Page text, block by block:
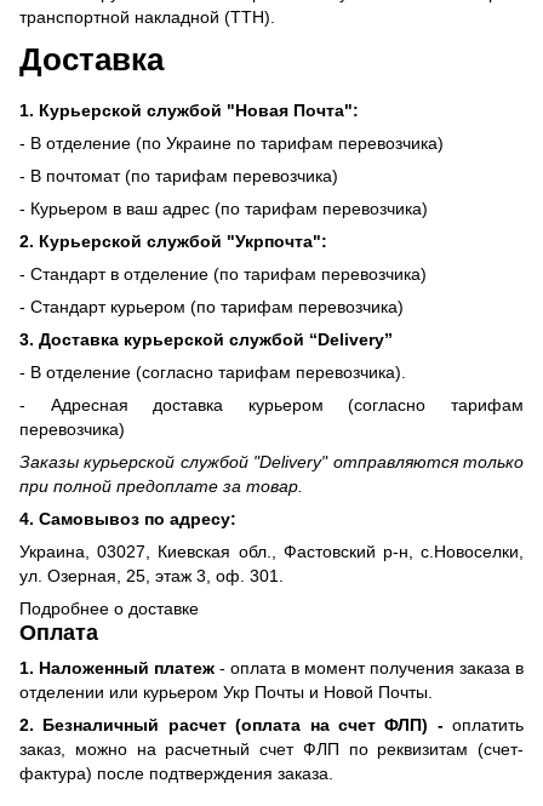
транспортной накладной (ТТН).
Доставка
1. Курьерской службой "Новая Почта":
- В отделение (по Украине по тарифам перевозчика)
- В почтомат (по тарифам перевозчика)
- Курьером в ваш адрес (по тарифам перевозчика)
2. Курьерской службой "Укрпочта":
- Стандарт в отделение (по тарифам перевозчика)
- Стандарт курьером (по тарифам перевозчика)
3. Доставка курьерской службой “Delivery”
- В отделение (согласно тарифам перевозчика).
- Адресная доставка курьером (согласно тарифам
перевозчика)
Заказы курьерской службой "Delivery" отправляются только
при полной предоплате за товар.
4. Самовывоз по адресу:
Украина, 03027, Киевская обл., Фастовский р-н, с.Новоселки,
ул. Озерная, 25, этаж 3, оф. 301.
Подробнее о доставке
Оплата
1. Наложенный платеж - оплата в момент получения заказа в
отделении или курьером Укр Почты и Новой Почты.
2. Безналичный расчет (оплата на счет ФЛП) -оплатить
заказ, можно на расчетный счет ФЛП по реквизитам (счет-
фактура) после подтверждения заказа.